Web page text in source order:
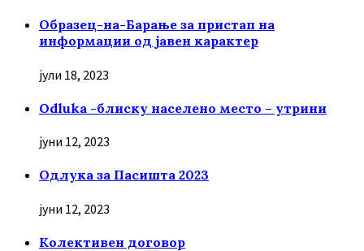
Образец-на-Барање за пристап на
информации од јавен карактер
јули 18, 2023
Odluka -блиску населено место – утрини
јуни 12, 2023
Oдлука за Пасишта 2023
јуни 12, 2023
Колективен договор